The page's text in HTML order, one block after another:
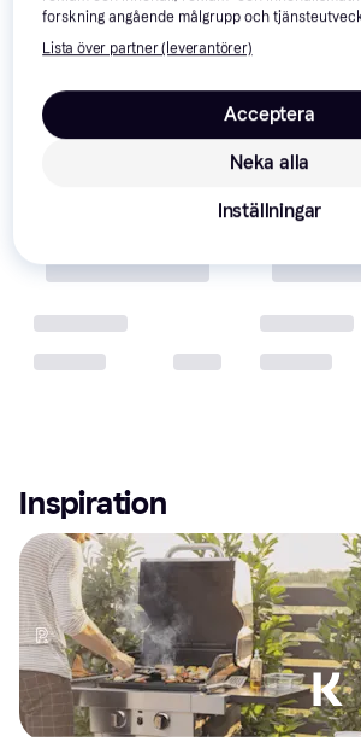
Inspiration
forskning angående målgrupp och
Lista över partner (leverantörer)
Neka alla
Acceptera
Inställningar